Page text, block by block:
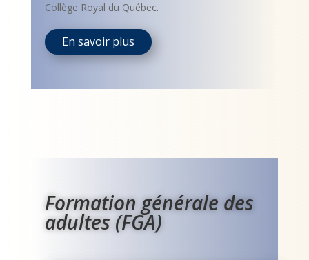
Collège Royal du Québec.
En savoir plus
Formation générale des
adultes (FGA)